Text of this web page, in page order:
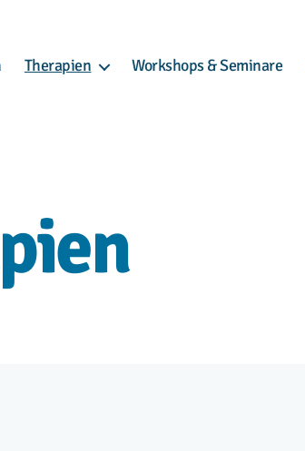
Therapien Workshops & Seminare